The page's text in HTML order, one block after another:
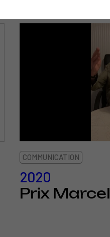
COMMUNICATION
2020
Prix